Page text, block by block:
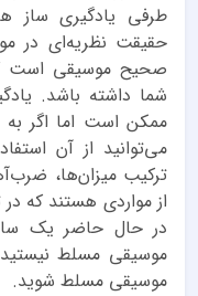
طرفی یادگیری
حقیقت نظریه‌ای در
صحیح موسیقی است
ممکن است اما اگر به
می‌توانید از آن
ترکیب میزان‌ها،
از مواردی هستند که
در حال حاضر یک
موسیقی مسلط
موسیقی مسلط شوید.